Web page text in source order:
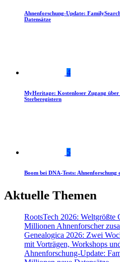
Ahnenforschung-Update:
Datensätze
4
MyHeritage: Kostenloser Zugang
Sterberegistern
5
Boom bei DNA-Tests:
Aktuelle Themen
RootsTech 2026: Weltgrößte
Millionen Ahnenforscher
Genealogica 2026: Zwei
mit Vorträgen, Workshops
Ahnenforschung-Update: